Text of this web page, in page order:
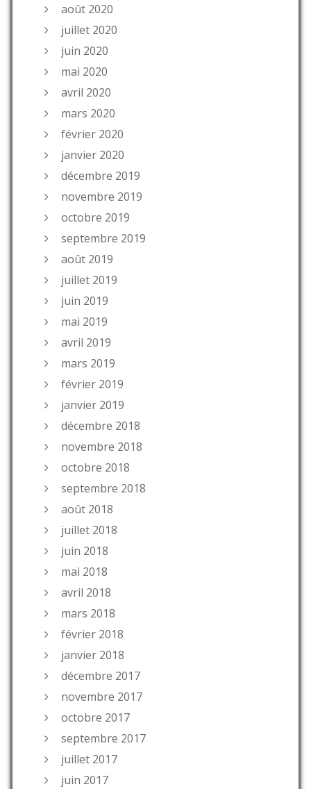
août 2020
juillet 2020
juin 2020
mai 2020
avril 2020
mars 2020
février 2020
janvier 2020
décembre 2019
novembre 2019
octobre 2019
septembre 2019
août 2019
juillet 2019
juin 2019
mai 2019
avril 2019
mars 2019
février 2019
janvier 2019
décembre 2018
novembre 2018
octobre 2018
septembre 2018
août 2018
juillet 2018
juin 2018
mai 2018
avril 2018
mars 2018
février 2018
janvier 2018
décembre 2017
novembre 2017
octobre 2017
septembre 2017
juillet 2017
juin 2017